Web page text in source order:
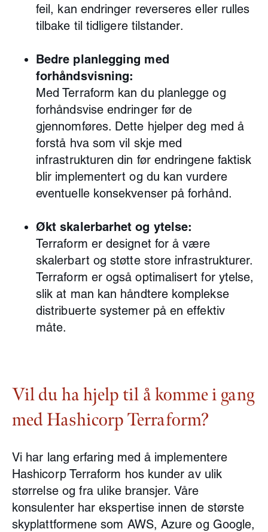
feil, kan endringer reverseres eller rulles
tilbake til tidligere tilstander.
Bedre planlegging med
forhåndsvisning:
Med Terraform kan du planlegge og
forhåndsvise endringer før de
gjennomføres. Dette hjelper deg med å
forstå hva som vil skje med
infrastrukturen din før endringene faktisk
blir implementert og du kan vurdere
eventuelle konsekvenser på forhånd.
Økt skalerbarhet og ytelse:
Terraform er designet for å være
skalerbart og støtte store infrastrukturer.
Terraform er også optimalisert for ytelse,
slik at man kan håndtere komplekse
distribuerte systemer på en effektiv
måte.
Vil du ha hjelp til å komme i gang
med Hashicorp Terraform?
Vi har lang erfaring med å implementere
Hashicorp Terraform hos kunder av ulik
størrelse og fra ulike bransjer. Våre
konsulenter har ekspertise innen de største
skyplattformene som AWS, Azure og Google,